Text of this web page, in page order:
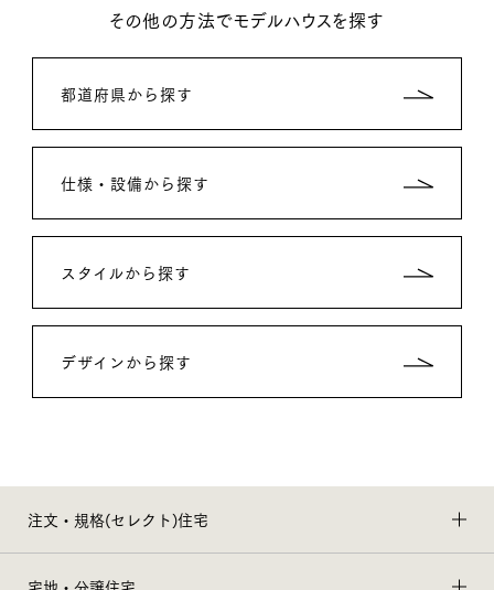
その他の方法でモデルハウスを探す
都道府県から探す
仕様・設備から探す
スタイルから探す
デザインから探す
注文・規格(セレクト)住宅